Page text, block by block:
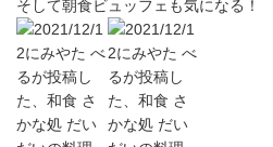
そして朝食ビュッフェも気になる！